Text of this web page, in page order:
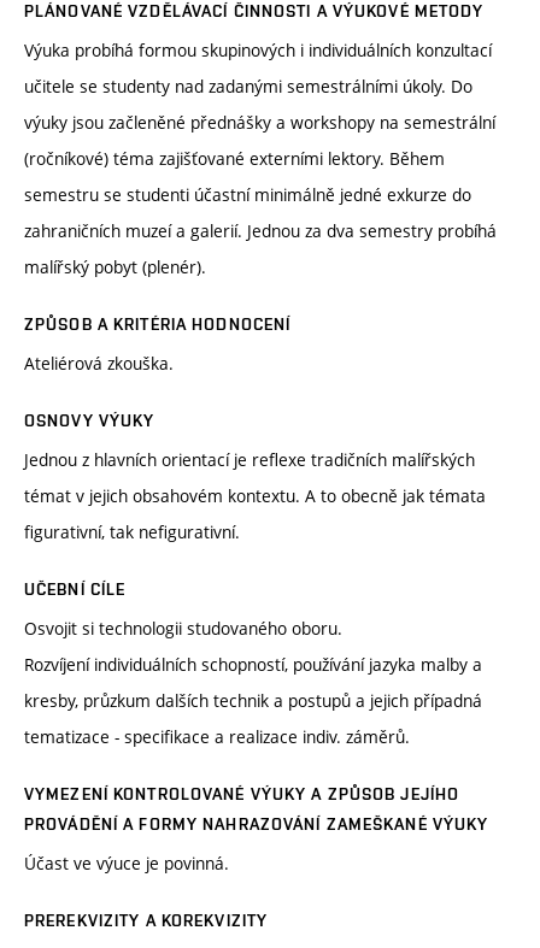
PLÁNOVANÉ VZDĚLÁVACÍ ČINNOSTI A VÝUKOVÉ METODY
Výuka probíhá formou skupinových i individuálních konzultací
učitele se studenty nad zadanými semestrálními úkoly. Do
výuky jsou začleněné přednášky a workshopy na semestrální
(ročníkové) téma zajišťované externími lektory. Během
semestru se studenti účastní minimálně jedné exkurze do
zahraničních muzeí a galerií. Jednou za dva semestry probíhá
malířský pobyt (plenér).
ZPŮSOB A KRITÉRIA HODNOCENÍ
Ateliérová zkouška.
OSNOVY VÝUKY
Jednou z hlavních orientací je reflexe tradičních malířských
témat v jejich obsahovém kontextu. A to obecně jak témata
figurativní, tak nefigurativní.
UČEBNÍ CÍLE
Osvojit si technologii studovaného oboru.
Rozvíjení individuálních schopností, používání jazyka malby a
kresby, průzkum dalších technik a postupů a jejich případná
tematizace - specifikace a realizace indiv. záměrů.
VYMEZENÍ KONTROLOVANÉ VÝUKY A ZPŮSOB JEJÍHO
PROVÁDĚNÍ A FORMY NAHRAZOVÁNÍ ZAMEŠKANÉ VÝUKY
Účast ve výuce je povinná.
PREREKVIZITY A KOREKVIZITY